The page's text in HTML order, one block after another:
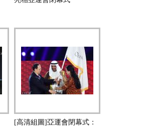
[高清組圖]亞運會閉幕式：